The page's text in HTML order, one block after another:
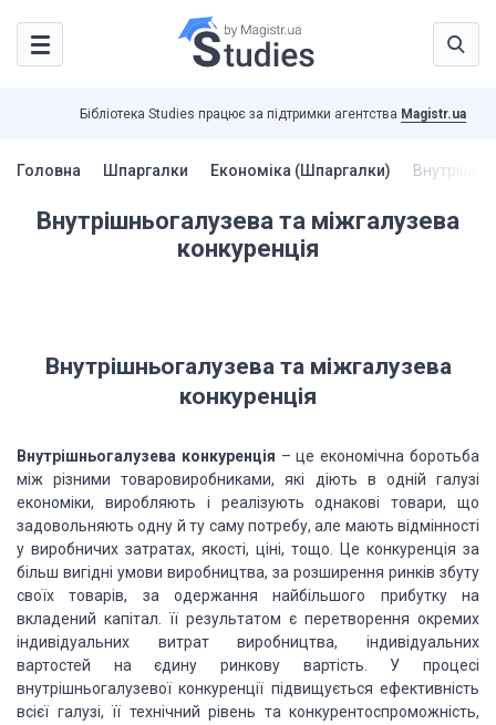
Бібліотека Studies працює за підтримки агентства Magistr.ua
Головна Шпаргалки Економіка (Шпаргалки)
Внутрішньогалузева та міжгалузева
конкуренція
Внутрішньогалузева та міжгалузева
конкуренція
Внутрішньогалузева конкуренція – це економічна боротьба
між різними товаровиробниками, які діють в одній галузі
економіки, виробляють і реалізують однакові товари, що
задовольняють одну й ту саму потребу, але мають відмінності
у виробничих затратах, якості, ціні, тощо. Це конкуренція за
більш вигідні умови виробництва, за розширення ринків збуту
своїх товарів, за одержання найбільшого прибутку на
вкладений капітал. її результатом є перетворення окремих
індивідуальних витрат виробництва, індивідуальних
вартостей на єдину ринкову вартість. У процесі
внутрішньогалузевої конкуренції підвищується ефективність
всієї галузі, її технічний рівень та конкурентоспроможність,